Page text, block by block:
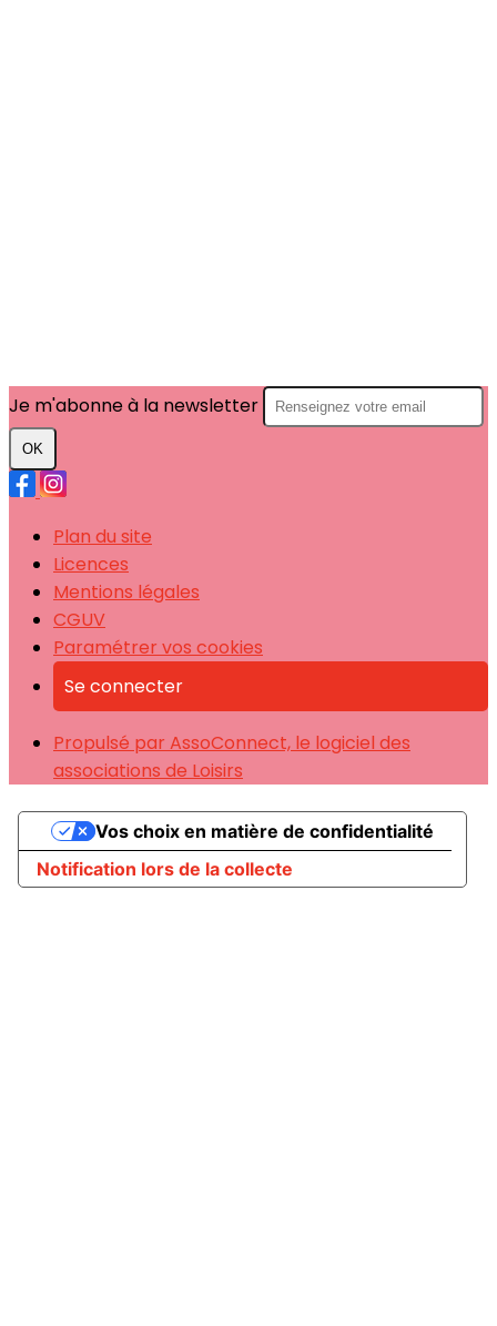
Je m'abonne à la newsletter
OK
Plan du site
Licences
Mentions légales
CGUV
Paramétrer vos cookies
Se connecter
Propulsé par AssoConnect, le logiciel des
associations de Loisirs
Notification lors de la collecte
Vos choix en matière de confidentialité